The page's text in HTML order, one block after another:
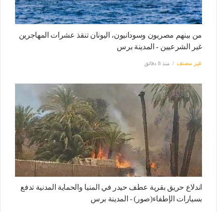
من بينهم مصريون وسودانيون، اليونان تنقذ عشرات المهاجرين
غير الشرعيين - المدينة برس
غير مصنف منذ 8 دقائق
اندلاع حريق بقرية عطف حيدر في المنيا والحماية المدنية تدفع
بسيارات الإطفاء(صور) - المدينة برس